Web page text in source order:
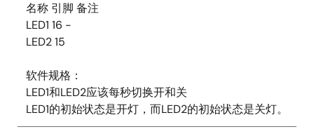
名称 引脚 备注
LED1 16 -
LED2 15
软件规格：
LED1和LED2应该每秒切换开和关
LED1的初始状态是开灯，而LED2的初始状态是关灯。